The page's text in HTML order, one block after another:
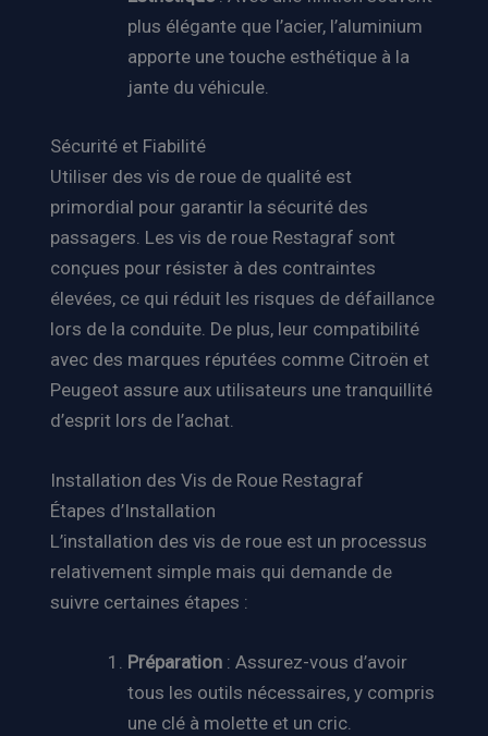
plus élégante que l’acier, l’aluminium
apporte une touche esthétique à la
jante du véhicule.
Sécurité et Fiabilité
Utiliser des vis de roue de qualité est
primordial pour garantir la sécurité des
passagers. Les vis de roue Restagraf sont
conçues pour résister à des contraintes
élevées, ce qui réduit les risques de défaillance
lors de la conduite. De plus, leur compatibilité
avec des marques réputées comme Citroën et
Peugeot assure aux utilisateurs une tranquillité
d’esprit lors de l’achat.
Installation des Vis de Roue Restagraf
Étapes d’Installation
L’installation des vis de roue est un processus
relativement simple mais qui demande de
suivre certaines étapes :
Préparation: Assurez-vous d’avoir
tous les outils nécessaires, y compris
une clé à molette et un cric.